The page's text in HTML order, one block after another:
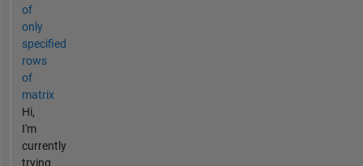
of
only
specified
rows
of
matrix
Hi,
I'm
currently
trying